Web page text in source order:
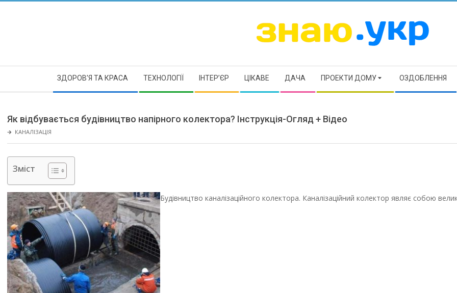
ЗНАЮ
ЗДОРОВ’Я ТА КРАСА ТЕХНОЛОГІЇ ІНТЕР’ЄР ЦІКАВЕ ДАЧА ПРОЕКТИ ДОМУ ОЗДОБЛЕННЯ
Як відбувається будівництво напірного колектора? Інструкція-Огляд + Відео
🡲 КАНАЛІЗАЦІЯ
Зміст
Будівництво каналізаційного колектора. Каналізаційний колектор являє собою